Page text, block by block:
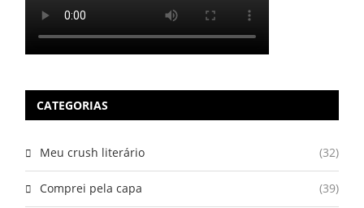
CATEGORIAS
Meu crush literário (32)
Comprei pela capa (39)